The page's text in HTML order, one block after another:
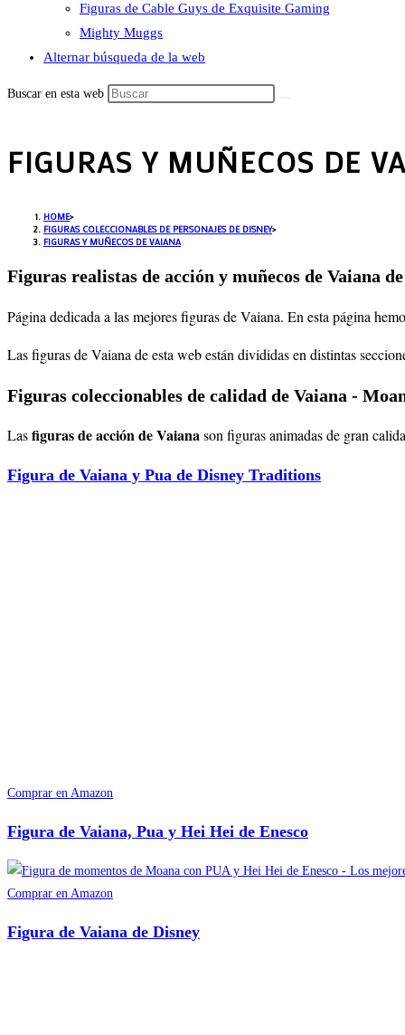
Figuras de Cable Guys de Exquisite Gaming
Mighty Muggs
Alternar búsqueda de la web
Buscar en esta web
FIGURAS Y MUÑECOS DE
HOME>
FIGURAS COLECCIONABLES DE PERSONAJES DE DISNEY>
FIGURAS Y MUÑECOS DE VAIANA
Figuras realistas de acción y muñecos de Vaiana
Página dedicada a las mejores figuras de Vaiana. En esta página
Las figuras deVaiana de esta web están divididas en distintas
Figuras coleccionables de calidad de Vaiana -
Lasfiguras de acción de Vaianason figuras animadas de gran
Figura de Vaiana y Pua de Disney Traditions
Comprar en Amazon
Figura de Vaiana, Pua y Hei Hei de Enesco
Comprar en Amazon
Figura de Vaiana de Disney